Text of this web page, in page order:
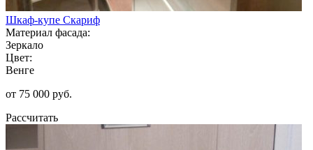
Шкаф-купе Скариф
Материал фасада:
Зеркало
Цвет:
Венге
от 75 000 руб.
Рассчитать